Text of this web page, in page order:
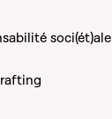
soci(ét)ale